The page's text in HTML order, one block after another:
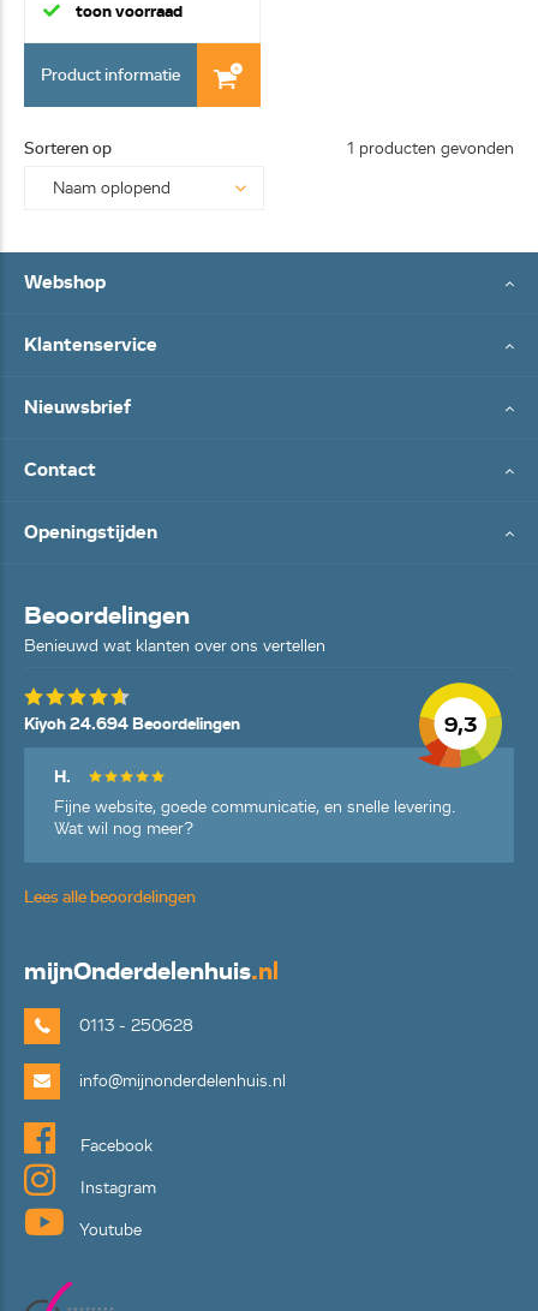
toon voorraad
Product informatie
Sorteren op 1 producten gevonden
Webshop
Klantenservice
Nieuwsbrief
Contact
Openingstijden
Beoordelingen
Benieuwd wat klanten over ons vertellen
9,3
Kiyoh 24.694 Beoordelingen
H.
Fijne website, goede communicatie, en snelle levering.
Wat wil nog meer?
Lees alle beoordelingen
mijnOnderdelenhuis.nl
0113 - 250628
info@mijnonderdelenhuis.nl
Facebook
Instagram
Youtube